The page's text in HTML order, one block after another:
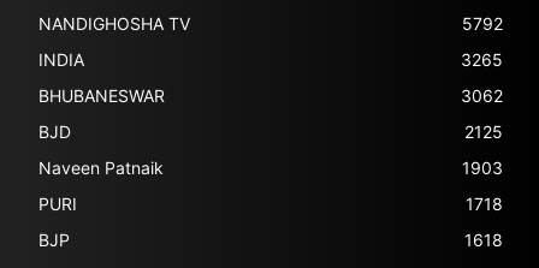
NANDIGHOSHA TV
5792
INDIA
3265
BHUBANESWAR
3062
BJD
2125
Naveen Patnaik
1903
PURI
1718
BJP
1618